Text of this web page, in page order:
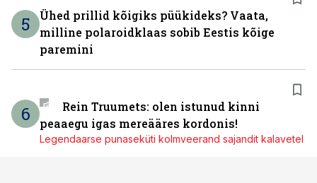
5
Ühed prillid kõigiks püükideks? Vaata,
milline polaroidklaas sobib Eestis kõige
paremini
6
Rein Truumets: olen istunud kinni
peaaegu igas mereääres kordonis!
Legendaarse punaseküti kolmveerand sajandit kalavetel